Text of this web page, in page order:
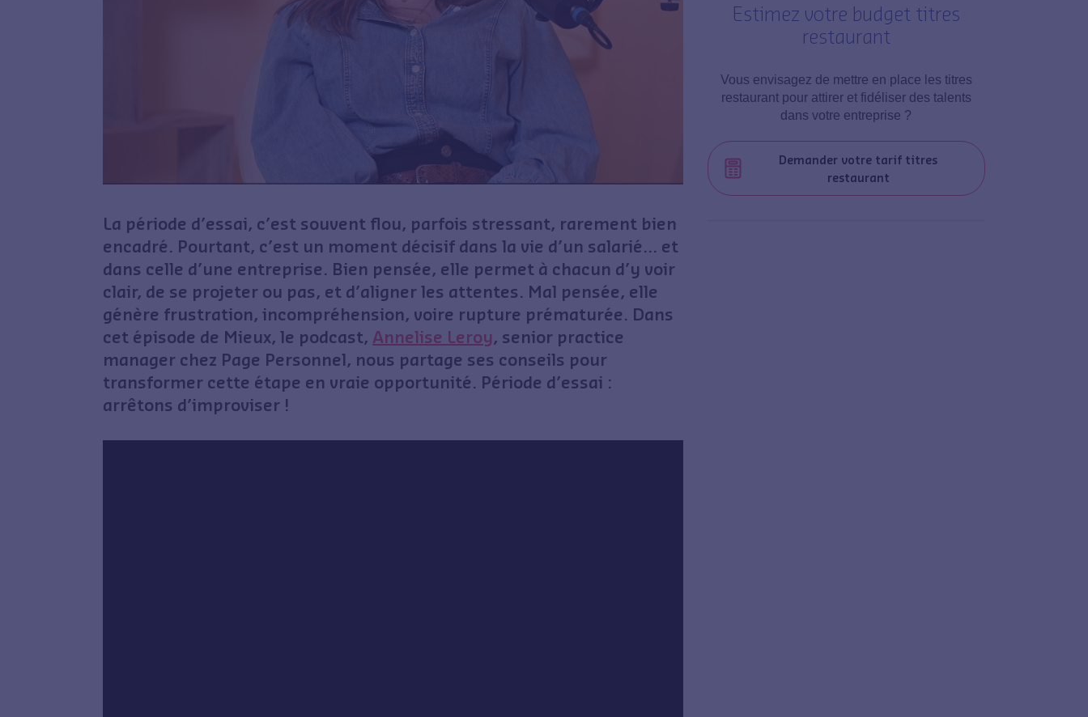
La période d’essai, c’est souvent flou, parfois stressant, rarement bien
encadré. Pourtant, c’est un moment décisif dans la vie d’un salarié… et
dans celle d’une entreprise. Bien pensée, elle permet à chacun d’y voir
clair, de se projeter ou pas, et d’aligner les attentes. Mal pensée, elle
génère frustration, incompréhension, voire rupture prématurée. Dans
cet épisode de Mieux, le podcast, Annelise Leroy, senior practice
manager chez Page Personnel, nous partage ses conseils pour
transformer cette étape en vraie opportunité. Période d’essai :
arrêtons d’improviser !
Estimez votre budget titres
restaurant
Vous envisagez de mettre en place les titres
restaurant pour attirer et fidéliser des talents
dans votre entreprise ?
Demander votre tarif titres
restaurant